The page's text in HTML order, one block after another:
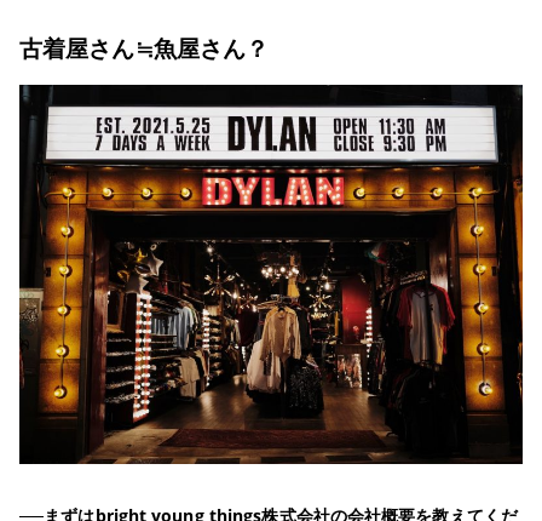
古着屋さん≒魚屋さん？
──まずはbright young things株式会社の会社概要を教えてくだ